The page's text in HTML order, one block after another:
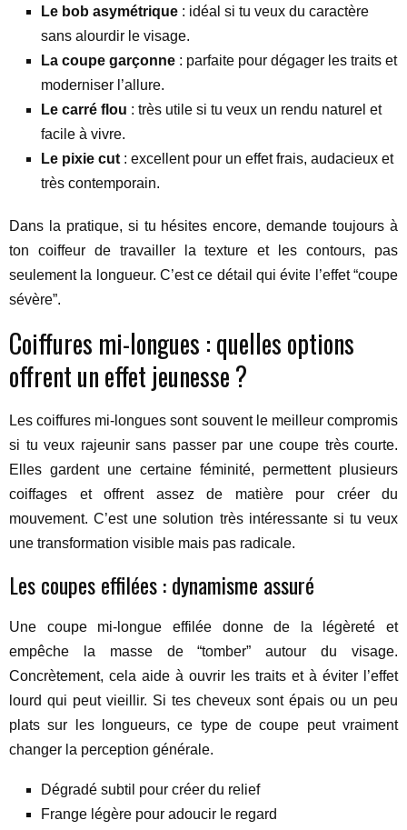
Le bob asymétrique : idéal si tu veux du caractère
sans alourdir le visage.
La coupe garçonne : parfaite pour dégager les traits et
moderniser l’allure.
Le carré flou : très utile si tu veux un rendu naturel et
facile à vivre.
Le pixie cut : excellent pour un effet frais, audacieux et
très contemporain.
Dans la pratique, si tu hésites encore, demande toujours à
ton coiffeur de travailler la texture et les contours, pas
seulement la longueur. C’est ce détail qui évite l’effet “coupe
sévère”.
Coiffures mi-longues : quelles options
offrent un effet jeunesse ?
Les coiffures mi-longues sont souvent le meilleur compromis
si tu veux rajeunir sans passer par une coupe très courte.
Elles gardent une certaine féminité, permettent plusieurs
coiffages et offrent assez de matière pour créer du
mouvement. C’est une solution très intéressante si tu veux
une transformation visible mais pas radicale.
Les coupes effilées : dynamisme assuré
Une coupe mi-longue effilée donne de la légèreté et
empêche la masse de “tomber” autour du visage.
Concrètement, cela aide à ouvrir les traits et à éviter l’effet
lourd qui peut vieillir. Si tes cheveux sont épais ou un peu
plats sur les longueurs, ce type de coupe peut vraiment
changer la perception générale.
Dégradé subtil pour créer du relief
Frange légère pour adoucir le regard